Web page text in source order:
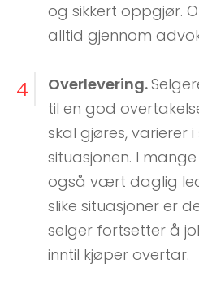
og sikkert oppgjør.
alltid gjennom
4 Overlevering.
til en god
skal gjøres, varierer
situasjonen. I
også vært daglig
slike situasjoner er
selger fortsetter å
inntil kjøper overtar.